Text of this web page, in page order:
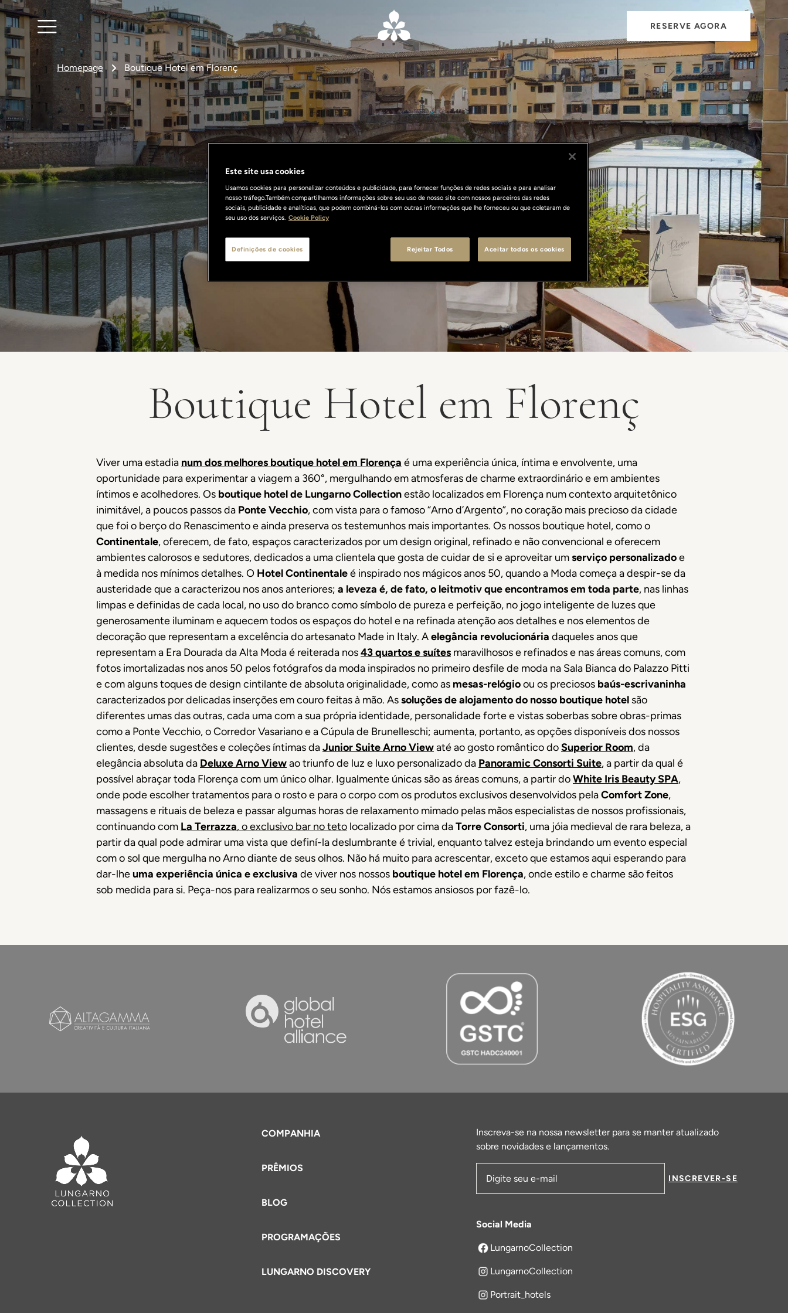
RESERVE AGORA
Homepage Boutique Hotel em Florenç
Boutique Hotel em Florenç
Viver uma estadia num dos melhores boutique hotel em Florença é uma experiência única, íntima e envolvente, uma
oportunidade para experimentar a viagem a 360°, mergulhando em atmosferas de charme extraordinário e em ambientes
íntimos e acolhedores. Os boutique hotel de Lungarno Collectionestão localizados em Florença num contexto arquitetônico
inimitável, a poucos passos da Ponte Vecchio, com vista para o famoso “Arno d’Argento”, no coração mais precioso da cidade
que foi o berço do Renascimento e ainda preserva os testemunhos mais importantes. Os nossos boutique hotel, como o
Continentale, oferecem, de fato, espaços caracterizados por um design original, refinado e não convencional e oferecem
ambientes calorosos e sedutores, dedicados a uma clientela que gosta de cuidar de si e aproveitar umserviço personalizadoe
à medida nos mínimos detalhes. O Hotel Continentaleé inspirado nos mágicos anos 50, quando a Moda começa a despir-se da
austeridade que a caracterizou nos anos anteriores; a leveza é, de fato, o leitmotiv que encontramos em toda parte, nas linhas
limpas e definidas de cada local, no uso do branco como símbolo de pureza e perfeição, no jogo inteligente de luzes que
generosamente iluminam e aquecem todos os espaços do hotel e na refinada atenção aos detalhes e nos elementos de
decoração que representam a excelência do artesanato Made in Italy. Aelegância revolucionária daqueles anos que
representam a Era Dourada da Alta Moda é reiterada nos43 quartos e suítes maravilhosos e refinados e nas áreas comuns, com
fotos imortalizadas nos anos 50 pelos fotógrafos da moda inspirados no primeiro desfile de moda na Sala Bianca do Palazzo Pitti
e com alguns toques de design cintilante de absoluta originalidade, como as mesas-relógioou os preciosos baús-escrivaninha
caracterizados por delicadas inserções em couro feitas à mão. Assoluções de alojamento do nosso boutique hotel são
diferentes umas das outras, cada uma com a sua própria identidade, personalidade forte e vistas soberbas sobre obras-primas
como a Ponte Vecchio, o Corredor Vasariano e a Cúpula de Brunelleschi; aumenta, portanto, as opções disponíveis dos nossos
clientes, desde sugestões e coleções íntimas daJunior Suite Arno Viewaté ao gosto romântico doSuperior Room, da
elegância absoluta da Deluxe Arno Viewao triunfo de luz e luxo personalizado da Panoramic Consorti Suite, a partir da qual é
possível abraçar toda Florença com um único olhar. Igualmente únicas são as áreas comuns, a partir doWhite Iris Beauty SPA,
onde pode escolher tratamentos para o rosto e para o corpo com os produtos exclusivos desenvolvidos pelaComfort Zone,
massagens e rituais de beleza e passar algumas horas de relaxamento mimado pelas mãos especialistas de nossos profissionais,
continuando com La Terrazza, o exclusivo bar no teto localizado por cima daTorre Consorti, uma jóia medieval de rara beleza, a
partir da qual pode admirar uma vista que definí-la deslumbrante é trivial, enquanto talvez esteja brindando um evento especial
com o sol que mergulha no Arno diante de seus olhos. Não há muito para acrescentar, exceto que estamos aqui esperando para
dar-lheuma experiência única e exclusiva de viver nos nossos boutique hotel em Florença, onde estilo e charme são feitos
sob medida para si. Peça-nos para realizarmos o seu sonho. Nós estamos ansiosos por fazê-lo.
COMPANHIA
PRÊMIOS
BLOG
PROGRAMAÇÕES
LUNGARNO DISCOVERY
Inscreva-se na nossa newsletter para se manter atualizado
sobre novidades e lançamentos.
Endereço de email
INSCREVER-SE
Social Media
LungarnoCollection
abre em uma nova aba
LungarnoCollection
Portrait_hotels
Este site usa cookies
Usamos cookies para personalizar conteúdos e publicidade, para fornecer funções de redes sociais e para analisar
nosso tráfego.Também compartilhamos informações sobre seu uso de nosso site com nossos parceiros das redes
sociais, publicidade e analíticas, que podem combiná-los com outras informações que lhe forneceu ou que coletaram de
seu uso dos serviços. Cookie Policy
Rejeitar Todos Aceitar todos os cookies
Definições de cookies